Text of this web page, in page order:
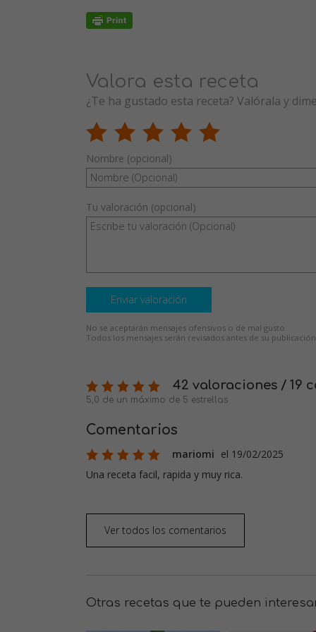
Valora esta receta
¿Te ha gustado esta receta? Valórala y
Nombre (opcional)
Tu valoración (opcional)
Enviar valoración
No se aceptarán mensajes ofensivos o de mal gusto.
Todos los mensajes serán revisados antes de su
42 valoraciones / 19
5,0 de un máximo de 5 estrellas
Comentarios
mariomi el 19/02/2025
Una receta facil, rapida y muy rica.
Ver todos los comentarios
Otras recetas que te pueden